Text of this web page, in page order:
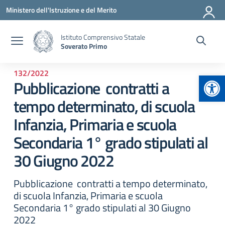
Vai ai contenuti
Vai al menu di navigazione
Vai al footer
Ministero dell'Istruzione e del Merito
Istituto Comprensivo Statale
Soverato Primo
132/2022
Pubblicazione contratti a
tempo determinato, di scuola
Infanzia, Primaria e scuola
Secondaria 1° grado stipulati al
30 Giugno 2022
Pubblicazione contratti a tempo determinato,
di scuola Infanzia, Primaria e scuola
Secondaria 1° grado stipulati al 30 Giugno
2022